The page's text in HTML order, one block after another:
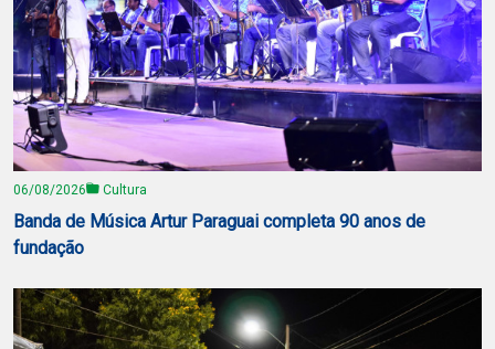
06/08/2026 Cultura
Banda de Música Artur Paraguai completa 90 anos de
fundação